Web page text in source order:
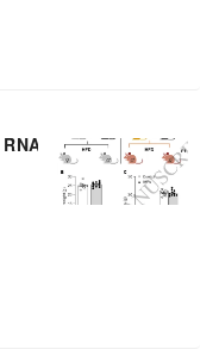
RNA，后代代谢风险性别特